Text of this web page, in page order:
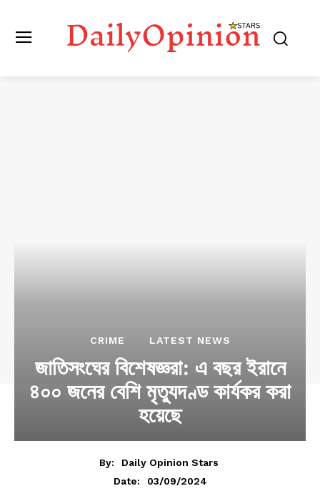
CRIME LATEST NEWS
জাতিসংঘের বিশেষজ্ঞরা: এ বছর ইরানে
৪০০ জনের বেশি মৃত্যুদণ্ড কার্যকর করা
হয়েছে
By:
Daily Opinion Stars
Date:
03/09/2024